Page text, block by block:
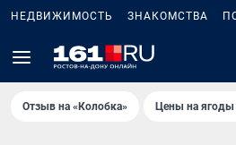
НЕДВИЖИМОСТЬ ЗНАКОМСТВА
Отзыв на «Колобка» Цены на ягоды